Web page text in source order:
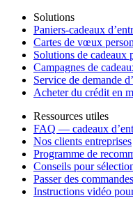
Solutions
Paniers-cadeaux
Cartes de vœux
Solutions de
Campagnes de
Service de demande
Acheter du crédit en
Ressources utiles
FAQ — cadeaux
Nos clients entreprises
Programme de
Conseils pour
Passer des
Instructions vidéo